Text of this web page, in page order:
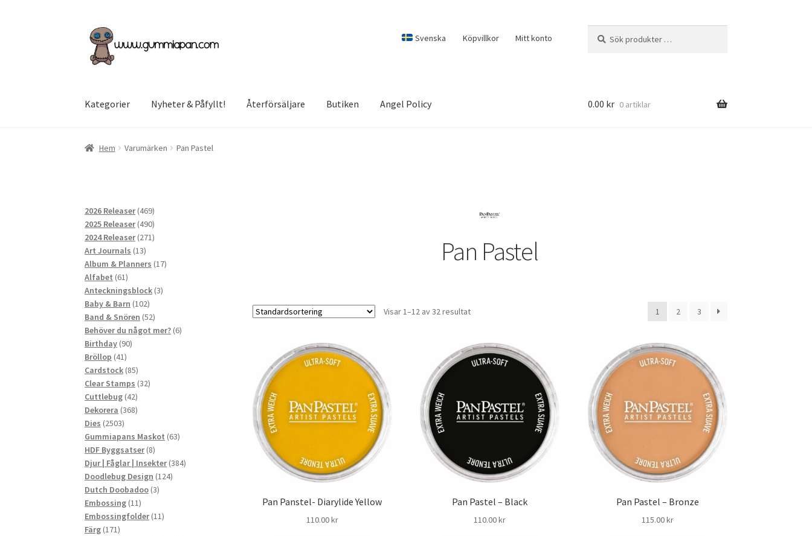
Hoppa
till
navigering
Hoppa
till
innehåll
Svenska Köpvillkor Mitt konto
efter:
Kategorier Nyheter & Påfyllt! Återförsäljare Butiken Angel Policy 0.00 kr 0 artiklar
Hem Varumärken Pan Pastel
Pan Pastel
Visar 1–12 av 32 resultat 1 2 3
Pan Panstel- Diarylide Yellow
110.00kr
Pan Pastel – Black
110.00kr
Pan Pastel – Bronze
115.00kr
2026 Releaser 469469
produkter
2025 Releaser 490490
produkter
2024 Releaser 271271
Art Journals 1313
produkter
Album & Planners 1717
Alfabet 6161
produkter
Anteckningsblock 33
Baby & Barn 102102
produkter
Band & Snören 5252
produkter
Behöver du något mer? 66
Birthday 9090
Bröllop 4141
produkter
Cardstock 8585
produkter
Clear Stamps 3232
Cuttlebug 4242
produkter
Dekorera 368368
Dies 25032503
produkter
Gummiapans Maskot 6363
HDF Byggsatser 88
produkter
Djur | Fåglar | Insekter 384384
Doodlebug Design 124124
Dutch Doobadoo 33
Embossing 1111
produkter
Embossingfolder 1111
Färg 171171